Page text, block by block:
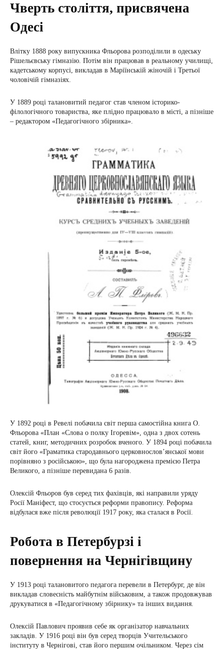
Чверть століття, присвячена
Одесі
Влітку 1888 року випускника Фльорова розподілили в одеську
Рішельєвську гімназію. Потім він працював в реальному училищі,
кадетському корпусі, викладав в Маріїнській жіночій і Третьої
чоловічій гімназіях.
У 1889 році талановитий педагог став членом історико-
філологічного товариства, яке плідно працювало в місті, а пізніше
– редактором «Педагогічного збірника».
У 1892 році в Ревелі побачила світ перша самостійна книга О.
Фльорова «План «Слова о полку Ігоревім», одна з двох сотень
статей, книг, методичних розробок вченого. У 1894 році побачила
світ його «Граматика стародавнього церковнослов’янської мови
порівняно з російською», що була нагороджена премією Петра
Великого, а пізніше перевидана 6 разів.
Олексій Фльоров був серед тих фахівців, які направили уряду
Росії Маніфест, що стосується реформи правопису. Реформа
відбулася вже після революції 1917 року, яка сталася в Росії.
Робота в Петербурзі і
повернення на Чернігівщину
У 1913 році талановитого педагога перевели в Петербург, де він
викладав словесність майбутнім військовим, а також продовжував
друкуватися в «Педагогічному збірнику» та інших видання.
Олексій Павлович проявив себе як організатор навчальних
закладів. У 1916 році він був серед творців Учительського
інституту в Чернігові, став його першим очільником. Через сім